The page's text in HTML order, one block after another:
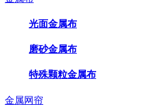
光面金属布
磨砂金属布
特殊颗粒金属布
金属网帘